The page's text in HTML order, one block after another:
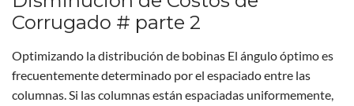
Corrugado # parte 2
Optimizando la distribución de bobinas El ángulo óptimo es
frecuentemente determinado por el espaciado entre las
columnas. Si las columnas están espaciadas uniformemente,